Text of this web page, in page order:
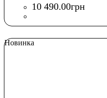
10 490.00грн
Новинка